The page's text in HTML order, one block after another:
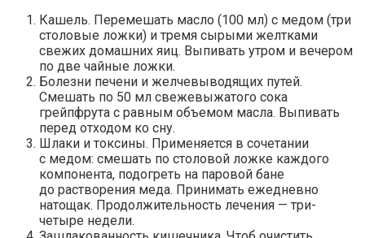
Кашель. Перемешать масло (100 мл) с медом (три
столовые ложки) и тремя сырыми желтками
свежих домашних яиц. Выпивать утром и вечером
по две чайные ложки.
Болезни печени и желчевыводящих путей.
Смешать по 50 мл свежевыжатого сока
грейпфрута с равным объемом масла. Выпивать
перед отходом ко сну.
Шлаки и токсины. Применяется в сочетании
с медом: смешать по столовой ложке каждого
компонента, подогреть на паровой бане
до растворения меда. Принимать ежедневно
натощак. Продолжительность лечения — три-
четыре недели.